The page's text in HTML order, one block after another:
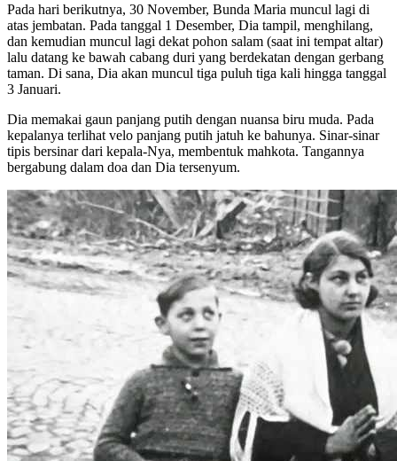
Pada hari berikutnya, 30 November, Bunda Maria muncul lagi di
atas jembatan. Pada tanggal 1 Desember, Dia tampil, menghilang,
dan kemudian muncul lagi dekat pohon salam (saat ini tempat altar)
lalu datang ke bawah cabang duri yang berdekatan dengan gerbang
taman. Di sana, Dia akan muncul tiga puluh tiga kali hingga tanggal
3 Januari.
Dia memakai gaun panjang putih dengan nuansa biru muda. Pada
kepalanya terlihat velo panjang putih jatuh ke bahunya. Sinar-sinar
tipis bersinar dari kepala-Nya, membentuk mahkota. Tangannya
bergabung dalam doa dan Dia tersenyum.